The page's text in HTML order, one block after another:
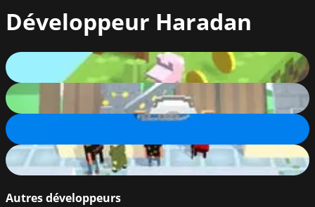
Développeur Haradan
Go Piggy! Go!
53
Сannoneer
59
Ships of War
88
Evil In The Supermarket
55%
Autres développeurs